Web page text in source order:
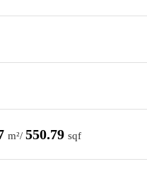
m²/ 550.79 sqf